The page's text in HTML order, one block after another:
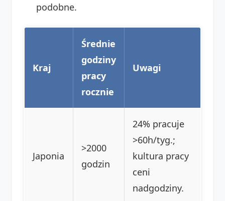
podobne.
Kraj
Średnie
godziny
pracy
rocznie
Uwagi
Japonia
>2000
godzin
24% pracuje
>60h/tyg.;
kultura pracy
ceni
nadgodziny.